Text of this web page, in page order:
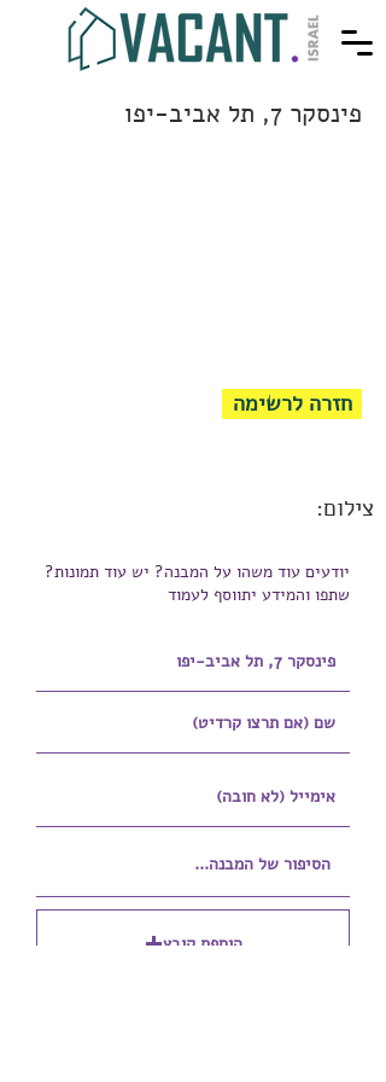
פינסקר 7, תל אביב-יפו
חזרה לרשימה
צילום:
יודעים עוד משהו על המבנה? יש עוד תמונות?
שתפו והמידע יתווסף לעמוד
הוספת קובץ